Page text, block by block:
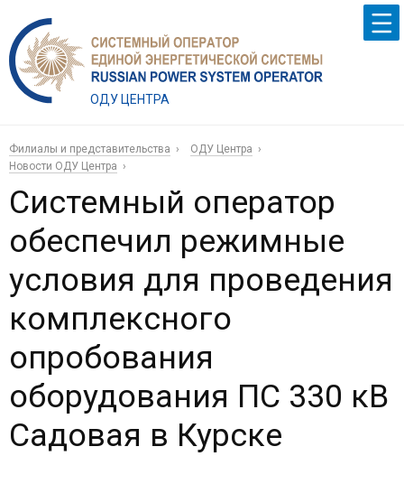
ОДУ ЦЕНТРА
Филиалы и представительства
ОДУ Центра
Новости ОДУ Центра
Системный оператор
обеспечил режимные
условия для проведения
комплексного
опробования
оборудования ПС 330 кВ
Садовая в Курске